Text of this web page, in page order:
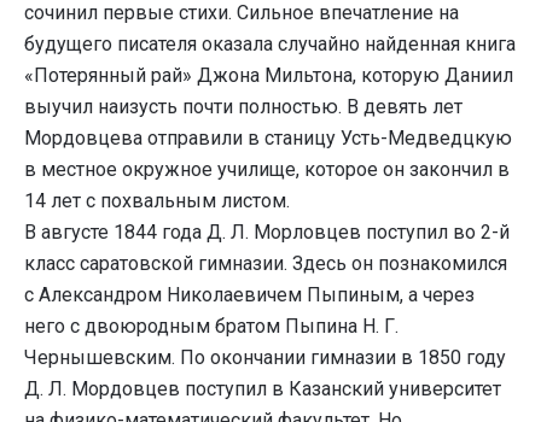
сочинил первые стихи. Сильное впечатление на
будущего писателя оказала случайно найденная книга
«Потерянный рай» Джона Мильтона, которую Даниил
выучил наизусть почти полностью. В девять лет
Мордовцева отправили в станицу Усть-Медведцкую
в местное окружное училище, которое он закончил в
14 лет с похвальным листом.
В августе 1844 года Д. Л. Морловцев поступил во 2-й
класс саратовской гимназии. Здесь он познакомился
с Александром Николаевичем Пыпиным, а через
него с двоюродным братом Пыпина Н. Г.
Чернышевским. По окончании гимназии в 1850 году
Д. Л. Мордовцев поступил в Казанский университет